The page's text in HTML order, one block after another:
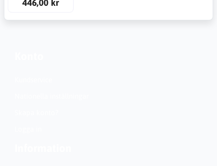
446,00 kr